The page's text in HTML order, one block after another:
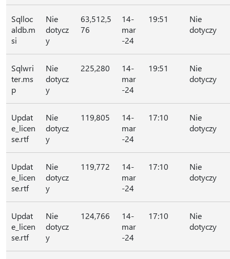
Sqlloc
aldb.m
si
Nie
dotycz
y
63,512,5
76
14-
mar
-24
19:51
Nie
dotyczy
Sqlwri
ter.ms
p
Nie
dotycz
y
225,280
14-
mar
-24
19:51
Nie
dotyczy
Updat
e_licen
se.rtf
Nie
dotycz
y
119,805
14-
mar
-24
17:10
Nie
dotyczy
Updat
e_licen
se.rtf
Nie
dotycz
y
119,772
14-
mar
-24
17:10
Nie
dotyczy
Updat
e_licen
se.rtf
Nie
dotycz
y
124,766
14-
mar
-24
17:10
Nie
dotyczy